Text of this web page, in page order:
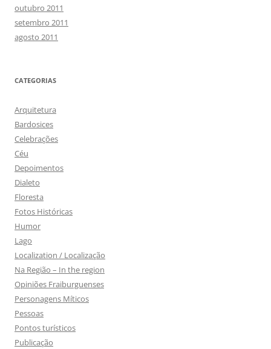
outubro 2011
setembro 2011
agosto 2011
CATEGORIAS
Arquitetura
Bardosices
Celebrações
Céu
Depoimentos
Dialeto
Floresta
Fotos Históricas
Humor
Lago
Localization / Localização
Na Região – In the region
Opiniões Fraiburguenses
Personagens Míticos
Pessoas
Pontos turísticos
Publicação